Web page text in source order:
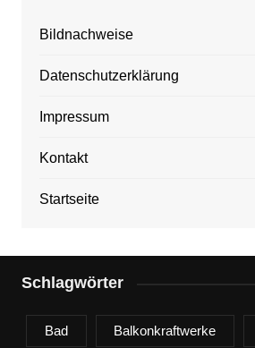
Bildnachweise
Datenschutzerklärung
Impressum
Kontakt
Startseite
Schlagwörter
Bad Balkonkraftwerke